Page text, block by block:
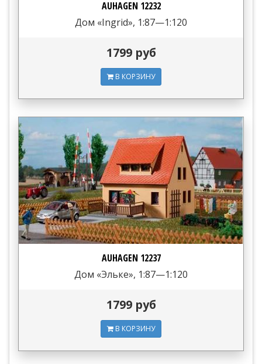
AUHAGEN 12232
Дом «Ingrid», 1:87—1:120
1799 руб
В КОРЗИНУ
AUHAGEN 12237
Дом «Эльке», 1:87—1:120
1799 руб
В КОРЗИНУ